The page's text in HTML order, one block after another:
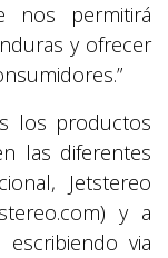
nos permitirá
y ofrecer
los productos
las diferentes
Jetstereo
y a
via